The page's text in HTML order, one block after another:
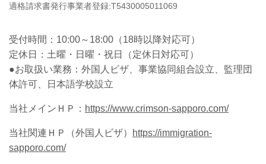
適格請求書発行事業者登録:T5430005011069
受付時間： 10:00～18:00（18時以降対応可）
定休日：土曜・日曜・祝日
（定休日対応可）
●お取扱い業務：外国人ビザ、事業協同組合設立、監理団
体許可、日本語学校設立
当社メインＨＰ： https://www.crimson-sapporo.com/
当社関連ＨＰ（外国人ビザ）
https://immigration-
sapporo.com/